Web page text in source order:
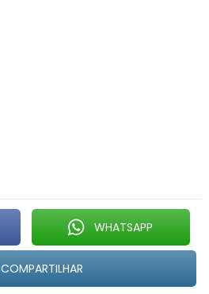
WHATSAPP
COMPARTILHAR